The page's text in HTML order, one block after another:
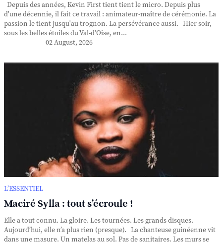
Depuis des années, Kevin First tient tient le micro. Depuis plus
d'une décennie, il fait ce travail : animateur-maître de cérémonie. La
passion le tient jusqu'au trognon. La persévérance aussi. Hier soir,
sous les belles étoiles du Val-d'Oise, en...
02 August, 2026
L’ESSENTIEL
Maciré Sylla : tout s’écroule !
Elle a tout connu. La gloire. Les tournées. Les grands disques.
Aujourd’hui, elle n’a plus rien (presque). La chanteuse guinéenne vit
dans une masure. Un matelas au sol. Pas de sanitaires. Les murs se